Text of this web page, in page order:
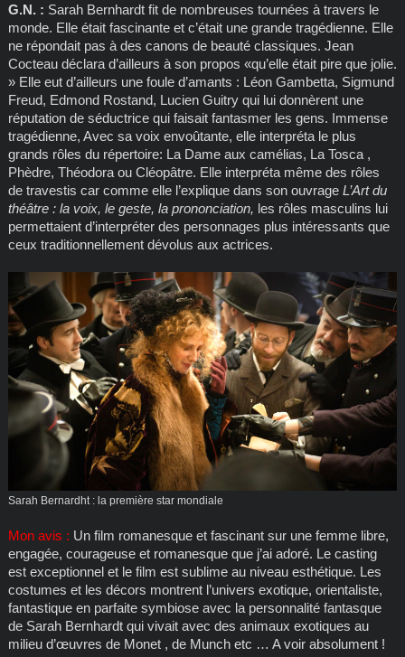
G.N. : Sarah Bernhardt fit de nombreuses tournées à travers le
monde. Elle était fascinante et c’était une grande tragédienne. Elle
ne répondait pas à des canons de beauté classiques. Jean
Cocteau déclara d’ailleurs à son propos «qu’elle était pire que jolie.
» Elle eut d’ailleurs une foule d’amants : Léon Gambetta, Sigmund
Freud, Edmond Rostand, Lucien Guitry qui lui donnèrent une
réputation de séductrice qui faisait fantasmer les gens. Immense
tragédienne, Avec sa voix envoûtante, elle interpréta le plus
grands rôles du répertoire: La Dame aux camélias, La Tosca ,
Phèdre, Théodora ou Cléopâtre. Elle interpréta même des rôles
de travestis car comme elle l’explique dans son ouvrage L’Art du
théâtre : la voix, le geste, la prononciation, les rôles masculins lui
permettaient d’interpréter des personnages plus intéressants que
ceux traditionnellement dévolus aux actrices.
Sarah Bernardht : la première star mondiale
Mon avis : Un film romanesque et fascinant sur une femme libre,
engagée, courageuse et romanesque que j’ai adoré. Le casting
est exceptionnel et le film est sublime au niveau esthétique. Les
costumes et les décors montrent l’univers exotique, orientaliste,
fantastique en parfaite symbiose avec la personnalité fantasque
de Sarah Bernhardt qui vivait avec des animaux exotiques au
milieu d’œuvres de Monet , de Munch etc … A voir absolument !